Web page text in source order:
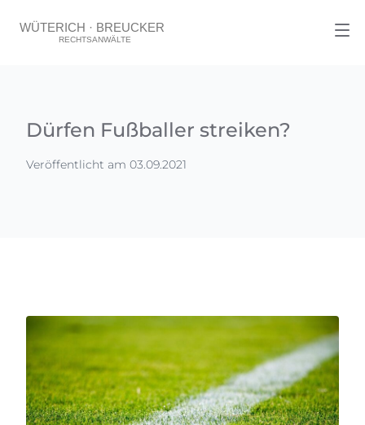
Dürfen Fußballer streiken?
Veröffentlicht am 03.09.2021